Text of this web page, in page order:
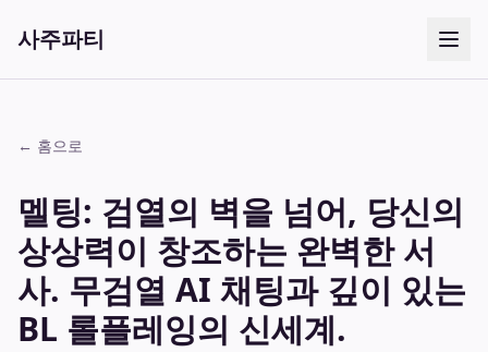
사주파티
← 홈으로
멜팅: 검열의 벽을 넘어, 당신의
상상력이 창조하는 완벽한 서
사. 무검열 AI 채팅과 깊이 있는
BL 롤플레잉의 신세계.